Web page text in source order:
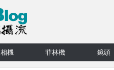
相機 菲林機 鏡頭